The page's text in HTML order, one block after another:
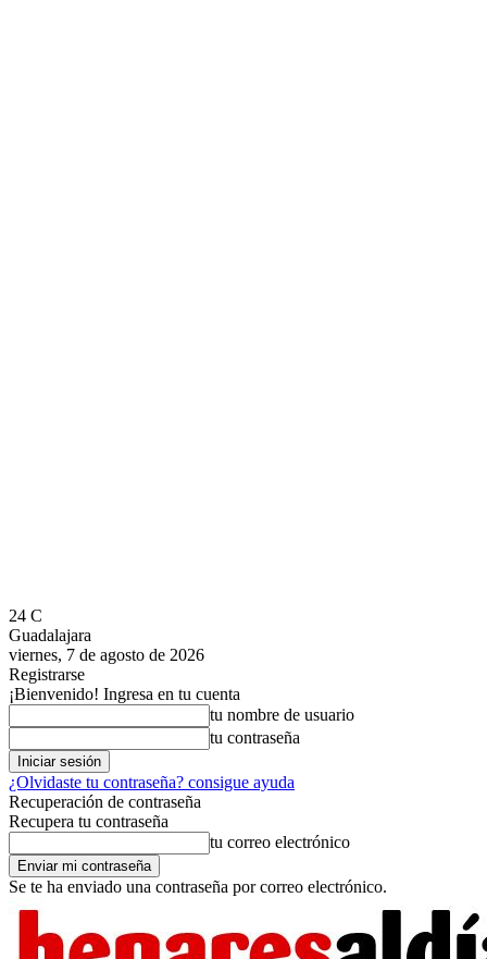
24 C
Guadalajara
viernes, 7 de agosto de 2026
Registrarse
¡Bienvenido! Ingresa en tu cuenta
tu nombre de usuario
tu contraseña
¿Olvidaste tu contraseña? consigue ayuda
Recuperación de contraseña
Recupera tu contraseña
tu correo electrónico
Se te ha enviado una contraseña por correo electrónico.